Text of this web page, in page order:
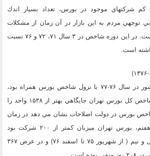
شركتهاي موجود در بورس، تعداد بسيار اندك
توجهي مردم به اين بازار در آن زمان از مشكلات
اصلي اين بازار بوده است. در اين دوره شاخص در ۳ سال ۷۱، ۷۲ و ۷۶ نسبت
است.
تغييرات سياسي در كشور در سال ۷۶-۷۷ با نزول شاخص بورس همراه بود،
بطوريكه در سال ۷۷ شاخص كل بورس تهران جايگاهي بهتر از ۱۵۳۸ واحد را
بورس در دولت اصلاحات نشان مي دهد در زمان
روي كار آمدن دولت هفتم، بورس تهران ميزبان كمتر از ۲۰۰ شركت بود
همچنين در طول يكسال و نيم ( از شهريور ۷۵ تا اسفند ۷۶) و در عرض ۳۶۷